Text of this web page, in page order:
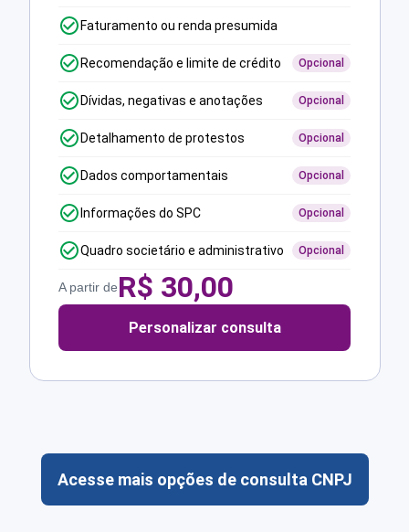
Faturamento ou renda presumida
Recomendação e limite de crédito Opcional
Dívidas, negativas e anotações Opcional
Detalhamento de protestos Opcional
Dados comportamentais Opcional
Informações do SPC Opcional
Quadro societário e administrativo Opcional
A partir deR$ 30,00
Personalizar consulta
Acesse mais opções de consulta CNPJ